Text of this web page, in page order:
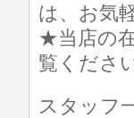
は、お気
★当店の
覧くださ
スタッフ